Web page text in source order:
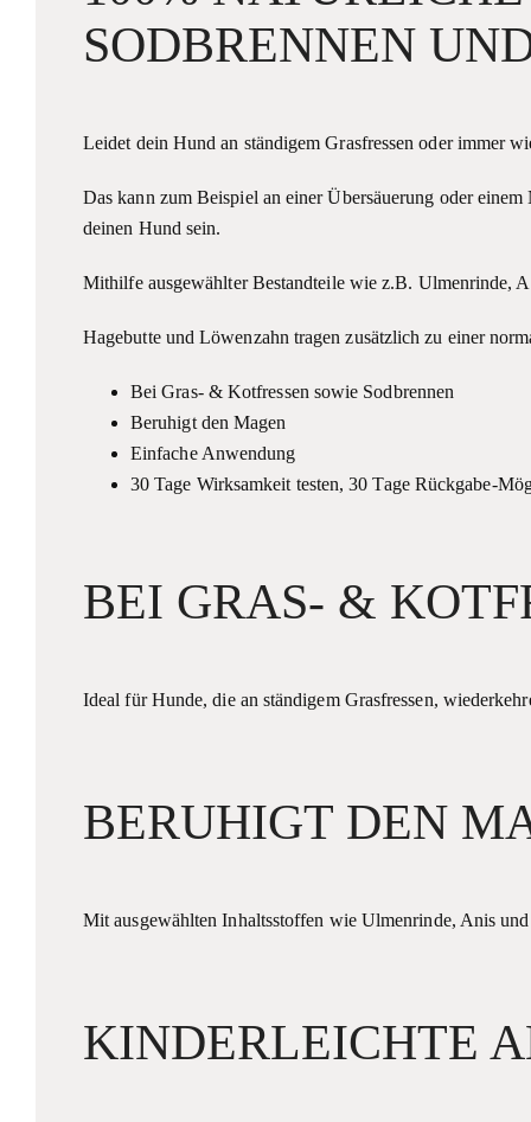
SODBRENNEN
Leidet dein Hund an ständigem Grasfressen oder immer
Das kann zum Beispiel an einer Übersäuerung oder
deinen Hund sein.
Mithilfe ausgewählter Bestandteile wie z.B. Ulmenrinde,
Hagebutte und Löwenzahn tragen zusätzlich zu einer
Bei Gras- & Kotfressen sowie Sodbrennen
Beruhigt den Magen
Einfache Anwendung
30 Tage Wirksamkeit testen, 30 Tage Rückgabe-
BEI GRAS- &
Ideal für Hunde, die an ständigem Grasfressen,
BERUHIGT DEN
Mit ausgewählten Inhaltsstoffen wie Ulmenrinde, Anis
KINDERLEICHTE